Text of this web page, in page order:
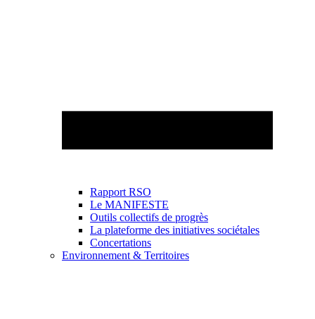
Rapport RSO
Le MANIFESTE
Outils collectifs de progrès
La plateforme des initiatives sociétales
Concertations
Environnement & Territoires